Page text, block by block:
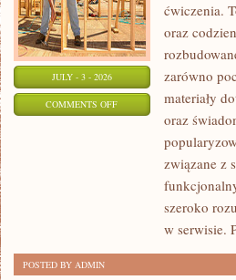
JULY - 3 - 2026
COMMENTS OFFON
ćwiczenia.
oraz
zarówno
materiały
oraz
związane z
szeroko
w serwisie.
POSTED BY ADMIN